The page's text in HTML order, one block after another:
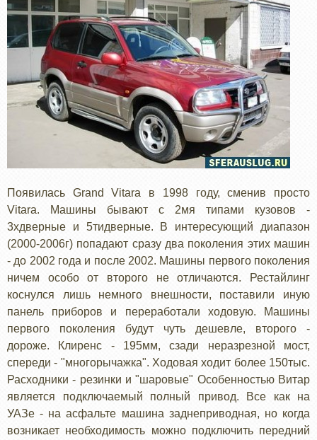
Появилась Grand Vitara в 1998 году, сменив просто
Vitara. Машины бывают с 2мя типами кузовов -
3хдверные и 5тидверные. В интересующий диапазон
(2000-2006г) попадают сразу два поколения этих машин
- до 2002 года и после 2002. Машины первого поколения
ничем особо от второго не отличаются. Рестайлинг
коснулся лишь немного внешности, поставили иную
панель приборов и переработали ходовую. Машины
первого поколения будут чуть дешевле, второго -
дороже. Клиренс - 195мм, сзади неразрезной мост,
спереди - "многорычажка". Ходовая ходит более 150тыс.
Расходники - резинки и "шаровые" Особенностью Витар
является подключаемый полный привод. Все как на
УАЗе - на асфальте машина заднеприводная, но когда
возникает необходимость можно подключить передний